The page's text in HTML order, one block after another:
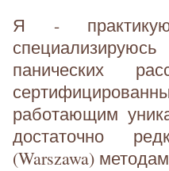
Я -
панических
работающим
достаточно
(Warszawa)